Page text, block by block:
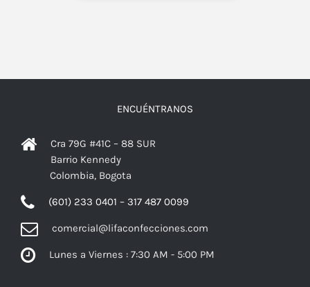
ENCUÉNTRANOS
Cra 79G #41C – 88 SUR
Barrio Kennedy
Colombia, Bogota
(601) 233 0401 – 317 487 0099
comercial@lifaconfecciones.com
Lunes a Viernes : 7:30 AM - 5:00 PM